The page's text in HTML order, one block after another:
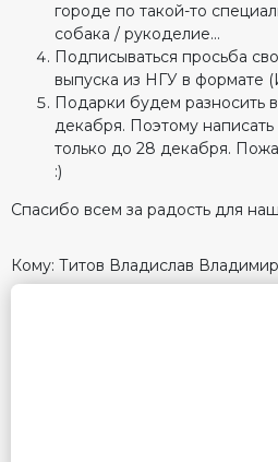
городе по такой-то
собака / рукоделие…
Подписываться просьба
выпуска из НГУ в формате
Подарки будем разносить
декабря. Поэтому
только до 28 декабря.
:)
Спасибо всем за радость для
Кому: Титов Владислав